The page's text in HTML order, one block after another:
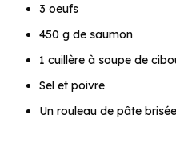
3 oeufs
450 g de saumon
1 cuillère à soupe de
Sel et poivre
Un rouleau de pâte brisée